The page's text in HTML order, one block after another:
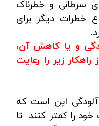
سرطانی و خطرناک
خطرات دیگر برای
و یا کاهش آن،
زیر را رعایت
آلودگی این است که
را کمتر کنند تا